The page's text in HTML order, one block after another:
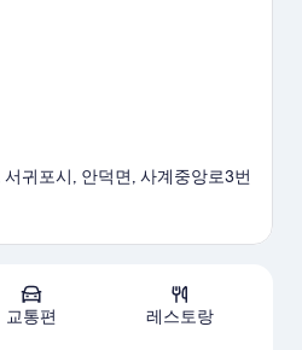
귀포시, 안덕면, 사계중앙로3번
교통편 레스토랑